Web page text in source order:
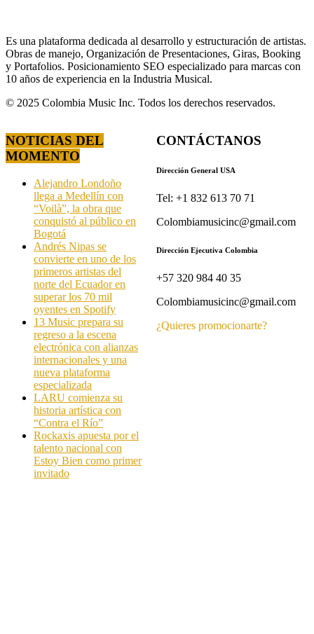
Es una plataforma dedicada al desarrollo y estructuración de artistas.
Obras de manejo, Organización de Presentaciones, Giras, Booking
y Portafolios. Posicionamiento SEO especializado para marcas con
10 años de experiencia en la Industria Musical.
© 2025 Colombia Music Inc. Todos los derechos reservados.
NOTICIAS DEL
MOMENTO
Alejandro Londoño
llega a Medellín con
“Voilà”, la obra que
conquistó al público en
Bogotá
Andrés Nipas se
convierte en uno de los
primeros artistas del
norte del Ecuador en
superar los 70 mil
oyentes en Spotify
13 Music prepara su
regreso a la escena
electrónica con alianzas
internacionales y una
nueva plataforma
especializada
LARU comienza su
historia artística con
“Contra el Río”
Rockaxis apuesta por el
talento nacional con
Estoy Bien como primer
invitado
CONTÁCTANOS
Dirección General USA
Tel: +1 832 613 70 71
Colombiamusicinc@gmail.com
Dirección Ejecutiva Colombia
+57 320 984 40 35
Colombiamusicinc@gmail.com
¿Quieres promocionarte?